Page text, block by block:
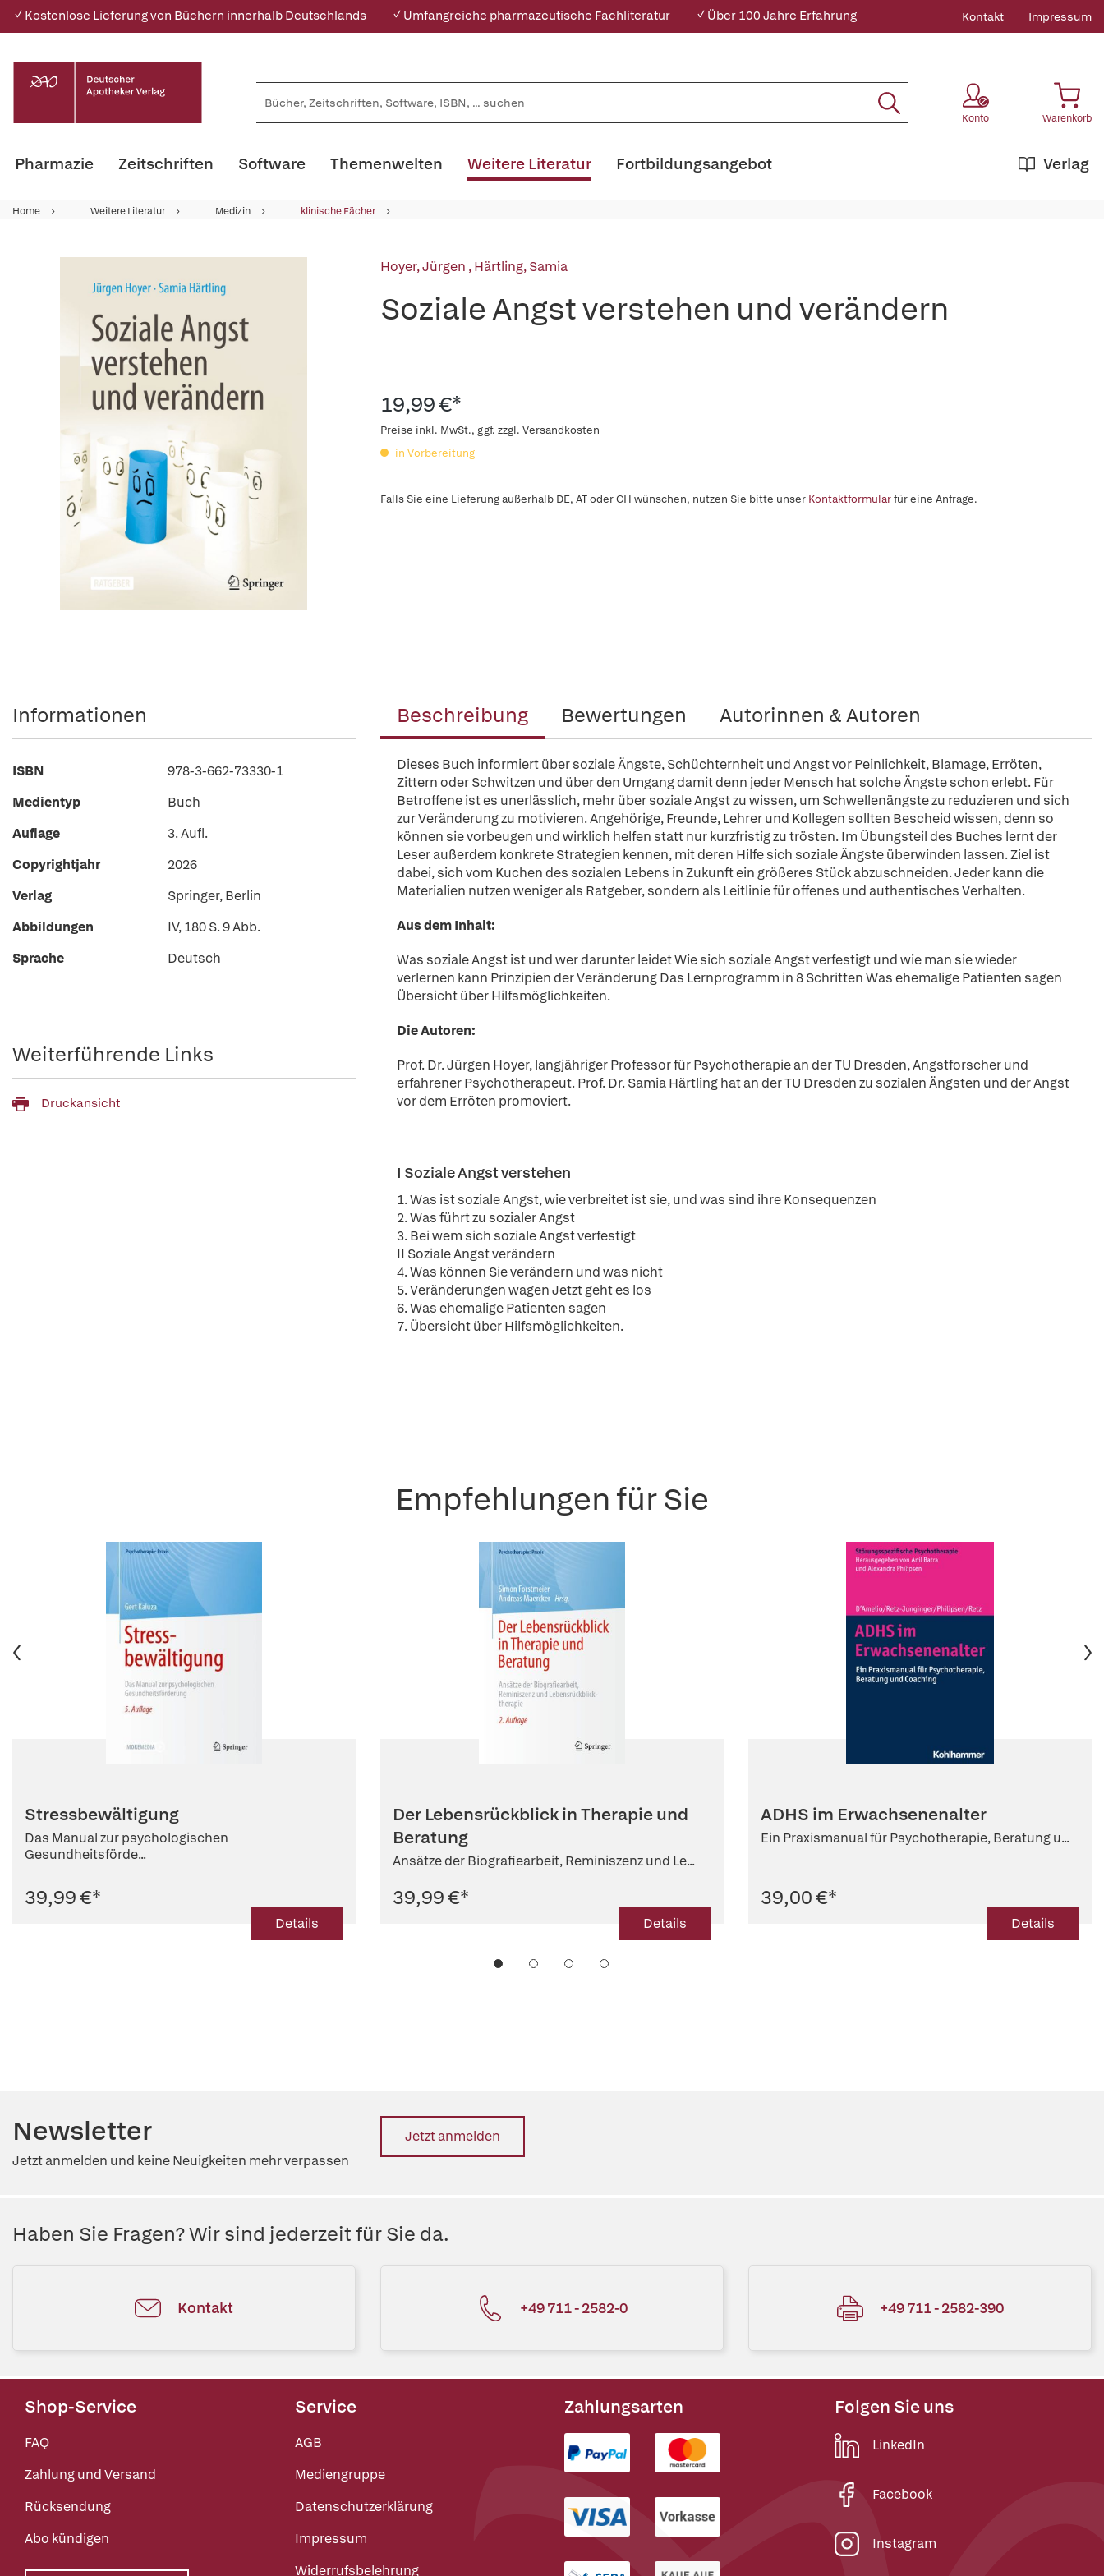
✓ Kostenlose Lieferung von Büchern innerhalb Deutschlands ✓ Umfangreiche pharmazeutische Fachliteratur ✓ Über 100 Jahre Erfahrung Kontakt Impressum
Konto Warenkorb
Pharmazie Zeitschriften Software Themenwelten Weitere Literatur Verlag
Fortbildungsangebot
Home Weitere Literatur Medizin klinische Fächer
Hoyer, Jürgen ,Härtling, Samia
Soziale Angst verstehen und verändern
19,99 €*
Preise inkl. MwSt., ggf. zzgl. Versandkosten
in Vorbereitung
Falls Sie eine Lieferung außerhalb DE, AT oder CH wünschen, nutzen Sie bitte unser Kontaktformularfür eine Anfrage.
Beschreibung Bewertungen Autorinnen & Autoren
Dieses Buch informiert über soziale Ängste, Schüchternheit und Angst vor Peinlichkeit, Blamage, Erröten,
Zittern oder Schwitzen und über den Umgang damit denn jeder Mensch hat solche Ängste schon erlebt. Für
Betroffene ist es unerlässlich, mehr über soziale Angst zu wissen, um Schwellenängste zu reduzieren und sich
zur Veränderung zu motivieren. Angehörige, Freunde, Lehrer und Kollegen sollten Bescheid wissen, denn so
können sie vorbeugen und wirklich helfen statt nur kurzfristig zu trösten. Im Übungsteil des Buches lernt der
Leser außerdem konkrete Strategien kennen, mit deren Hilfe sich soziale Ängste überwinden lassen. Ziel ist
dabei, sich vom Kuchen des sozialen Lebens in Zukunft ein größeres Stück abzuschneiden. Jeder kann die
Materialien nutzen weniger als Ratgeber, sondern als Leitlinie für offenes und authentisches Verhalten.
Aus dem Inhalt:
Was soziale Angst ist und wer darunter leidet Wie sich soziale Angst verfestigt und wie man sie wieder
verlernen kann Prinzipien der Veränderung Das Lernprogramm in 8 Schritten Was ehemalige Patienten sagen
Übersicht über Hilfsmöglichkeiten.
Die Autoren:
Prof. Dr. Jürgen Hoyer, langjähriger Professor für Psychotherapie an der TU Dresden, Angstforscher und
erfahrener Psychotherapeut. Prof. Dr. Samia Härtling hat an der TU Dresden zu sozialen Ängsten und der Angst
vor dem Erröten promoviert.
I Soziale Angst verstehen
1. Was ist soziale Angst, wie verbreitet ist sie, und was sind ihre Konsequenzen
2. Was führt zu sozialer Angst
3. Bei wem sich soziale Angst verfestigt
II Soziale Angst verändern
4. Was können Sie verändern und was nicht
5. Veränderungen wagen Jetzt geht es los
6. Was ehemalige Patienten sagen
7. Übersicht über Hilfsmöglichkeiten.
Informationen
ISBN
978-3-662-73330-1
Medientyp
Buch
Auflage
3. Aufl.
Copyrightjahr
2026
Verlag
Springer, Berlin
Abbildungen
IV, 180 S. 9 Abb.
Sprache
Deutsch
Weiterführende Links
Druckansicht
Empfehlungen für Sie
Stressbewältigung
Das Manual zur psychologischen
Gesundheitsförde...
39,99 €*
Details
Der Lebensrückblick in Therapie und
Beratung
Ansätze der Biografiearbeit, Reminiszenz und Le...
39,99 €*
Details
ADHS im Erwachsenenalter
Ein Praxismanual für Psychotherapie, Beratung u...
39,00 €*
Details
Newsletter
Jetzt anmelden und keine Neuigkeiten mehr verpassen
Jetzt anmelden
Haben Sie Fragen? Wir sind jederzeit für Sie da.
Kontakt +49 711 - 2582-0 +49 711 - 2582-390
Shop-Service
FAQ
Zahlung und Versand
Rücksendung
Abo kündigen
Service
AGB
Mediengruppe
Datenschutzerklärung
Impressum
Widerrufsbelehrung
Zahlungsarten Folgen Sie uns
LinkedIn
Facebook
Instagram